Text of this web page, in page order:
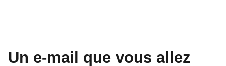
Un e-mail que vous allez